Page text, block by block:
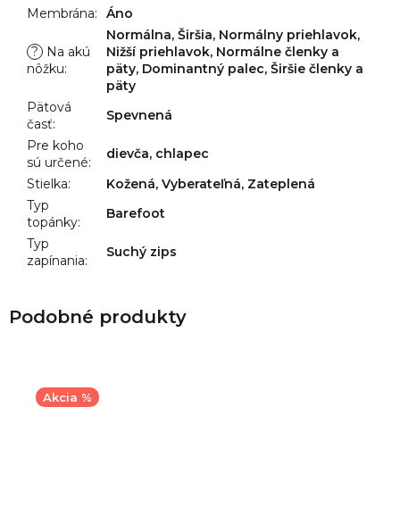
Membrána: Áno
?
Na akú
nôžku:
Normálna, Širšia, Normálny priehlavok,
Nižší priehlavok, Normálne členky a
päty, Dominantný palec, Širšie členky a
päty
Pätová
časť:
Spevnená
Pre koho
sú určené:
dievča, chlapec
Stielka:
Kožená, Vyberateľná, Zateplená
Typ
topánky:
Barefoot
Typ
zapínania:
Suchý zips
Akcia %